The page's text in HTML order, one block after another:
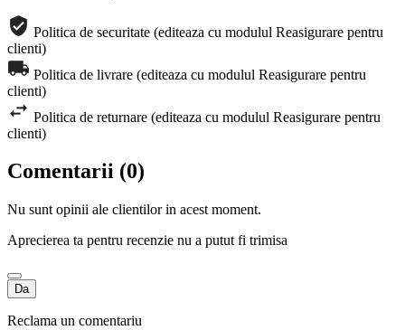
Politica de securitate (editeaza cu modulul Reasigurare pentru
clienti)
Politica de livrare (editeaza cu modulul Reasigurare pentru
clienti)
Politica de returnare (editeaza cu modulul Reasigurare pentru
clienti)
Comentarii (0)
Nu sunt opinii ale clientilor in acest moment.
Aprecierea ta pentru recenzie nu a putut fi trimisa
Da
Reclama un comentariu